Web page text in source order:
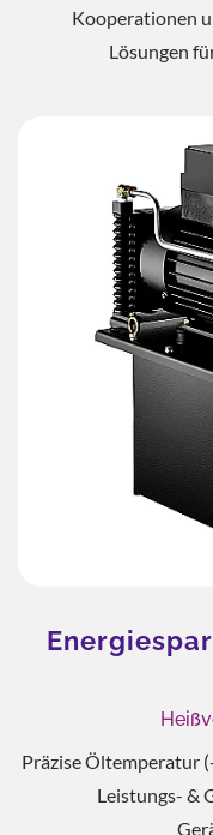
Kooperationen
Lösungen
Power-
Umgebung) mit 40-60%
und 6dB